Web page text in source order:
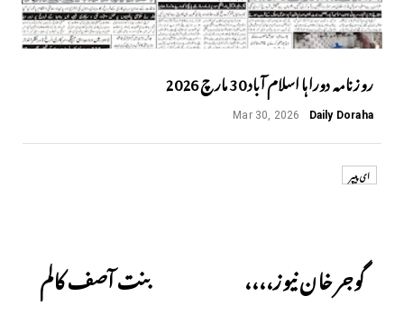
روزنامہ دوراہا اسلام آباد 30 مارچ 2026
Daily Doraha
Mar 30, 2026
ای پیپر
گوجر خان نیوز،،،، بنت آصف کالم